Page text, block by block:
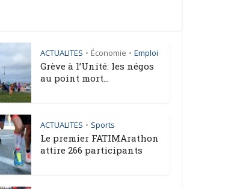
ACTUALITES • Économie • Emploi
Grève à l’Unité: les négos
au point mort...
ACTUALITES • Sports
Le premier FATIMArathon
attire 266 participants